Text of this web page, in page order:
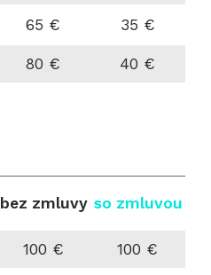
65 € 35 €
80 € 40 €
bez zmluvy so zmluvou
100 € 100 €